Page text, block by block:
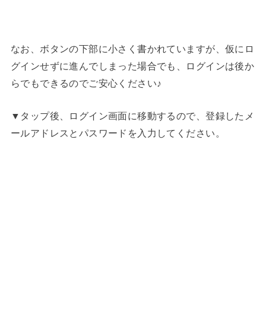
なお、ボタンの下部に小さく書かれていますが、仮にロ
グインせずに進んでしまった場合でも、ログインは後か
らでもできるのでご安心ください♪
▼タップ後、ログイン画面に移動するので、登録したメ
ールアドレスとパスワードを入力してください。